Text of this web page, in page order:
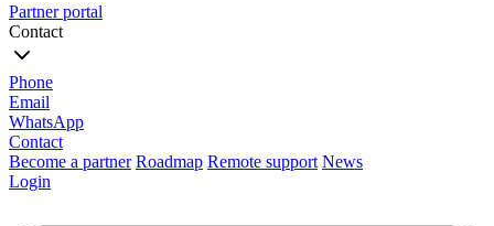
Partner portal
Contact
Phone
Email
WhatsApp
Contact
Become a partner Roadmap Remote support News
Login